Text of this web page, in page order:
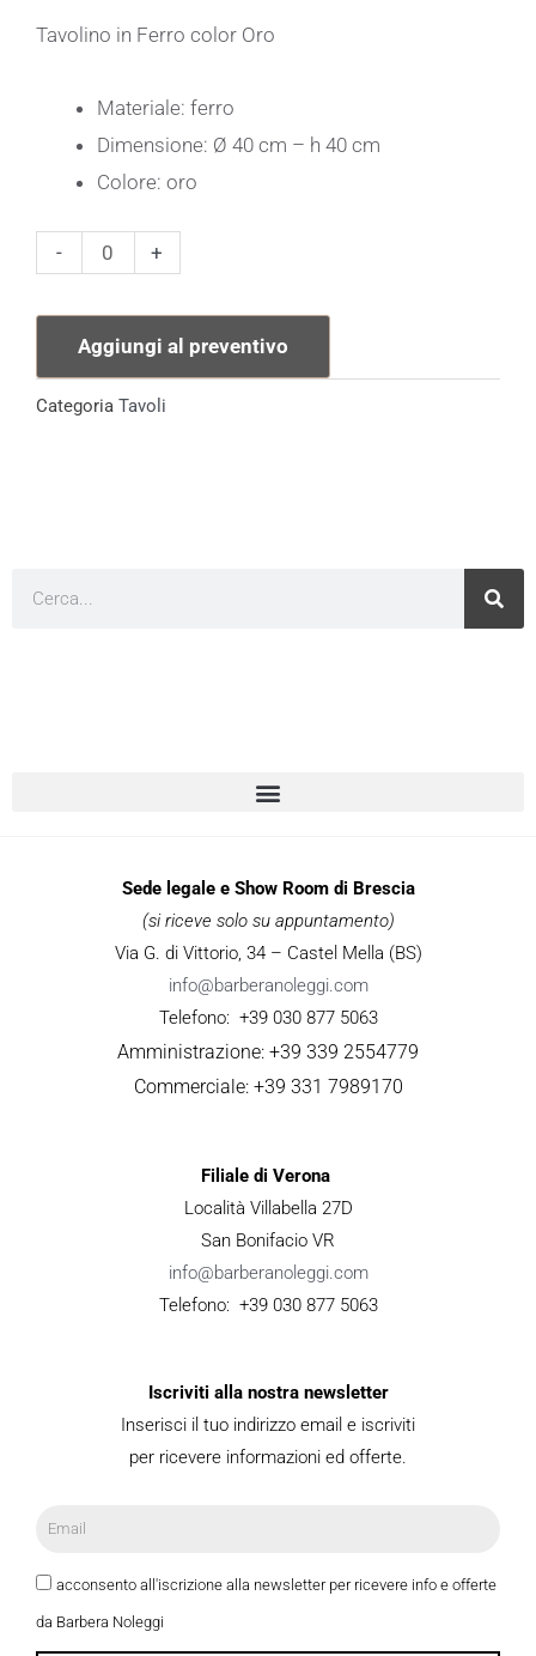
Tavolino in Ferro color Oro
Materiale: ferro
Dimensione: Ø 40 cm – h 40 cm
Colore: oro
-
Tavolino
Ferro
Dorato
quantità
+
Aggiungi al preventivo
Categoria Tavoli
Cerca
Sede legale e Show Room di Brescia
(si riceve solo su appuntamento)
Via G. di Vittorio, 34 – Castel Mella (BS)
info@barberanoleggi.com
Telefono: +39 030 877 5063
Amministrazione: +39 339 2554779
Commerciale: +39 331 7989170
Filiale di Verona
Località Villabella 27D
San Bonifacio VR
info@barberanoleggi.com
Telefono: +39 030 877 5063
Iscriviti alla nostra newsletter
Inserisci il tuo indirizzo email e iscriviti
per ricevere informazioni ed offerte.
acconsento all'iscrizione alla newsletter per ricevere info e offerte
da Barbera Noleggi